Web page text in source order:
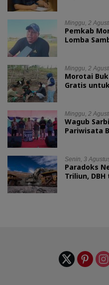
Minggu, 2
Pemkab
Lomba
Minggu, 2
Morotai
Gratis
Minggu, 2
Wagub
Pariwisata
Senin, 3
Paradoks
Triliun,